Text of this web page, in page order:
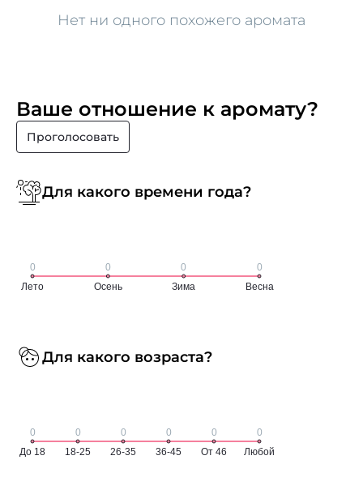
Нет ни одного похожего аромата
Ваше отношение к аромату?
Проголосовать
Для какого времени года?
Для какого возраста?